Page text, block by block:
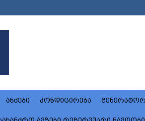
ანძები კონდიცირება